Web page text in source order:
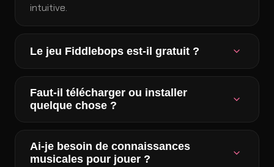
intuitive.
Le jeu Fiddlebops est-il gratuit ?
Oui, le jeu Fiddlebops est entièrement gratuit, et
les joueurs peuvent jouer en ligne sans
Faut-il télécharger ou installer
quelque chose ?
Non. Le jeu fonctionne directement dans votre
navigateur et prend en charge les appareils de
Ai-je besoin de connaissances
musicales pour jouer ?